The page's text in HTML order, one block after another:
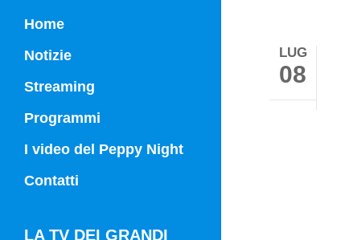
Home
Notizie
Streaming
Programmi
Campania Sport
I video del Peppy Night
Contatti
LA TV DEI GRANDI
LUG
08